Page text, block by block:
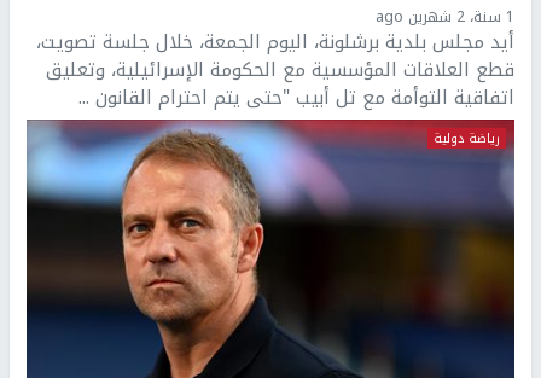
1 سنة، 2 شهرين ago
أيد مجلس بلدية برشلونة، اليوم الجمعة، خلال جلسة تصويت،
قطع العلاقات المؤسسية مع الحكومة الإسرائيلية، وتعليق
اتفاقية التوأمة مع تل أبيب "حتى يتم احترام القانون ...
رياضة دولية